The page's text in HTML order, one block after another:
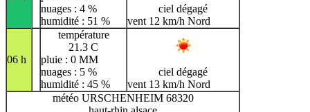
nuages : 4 %
humidité : 51 %
ciel dégagé
vent 12 km/h Nord
06 h
température
21.3 C
pluie : 0 MM
nuages : 5 %
humidité : 45 %
ciel dégagé
vent 13 km/h Nord
météo URSCHENHEIM 68320